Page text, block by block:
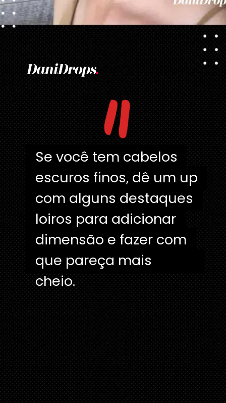
Opening
"
Se você tem cabelos
escuros finos, dê um up
com alguns destaques
loiros para adicionar
dimensão e fazer com
que pareça mais cheio.
Se você tem cabelos
escuros finos, dê um up
com alguns destaques
loiros para adicionar
dimensão e fazer com
que pareça mais
cheio.